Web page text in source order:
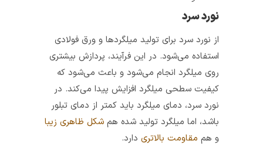
از نورد سرد برای تولید میلگردها و ورق فولادی
استفاده می‌شود. در این فرآیند، پردازش بیشتری
روی میلگرد انجام می‌شود و باعث می‌شود که
کیفیت سطحی میلگرد افزایش پیدا می‌کند. در
نورد سرد، دمای میلگرد باید کمتر از دمای تبلور
باشد، اما میلگرد تولید شده همشکل ظاهری زیبا
مقاومت بالاتریدارد.